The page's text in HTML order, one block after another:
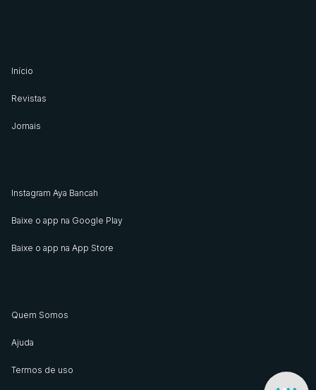
Início
Revistas
Jornais
Instagram Aya Bancah
Baixe o app na Google Play
Baixe o app na App Store
Quem Somos
Ajuda
Termos de uso